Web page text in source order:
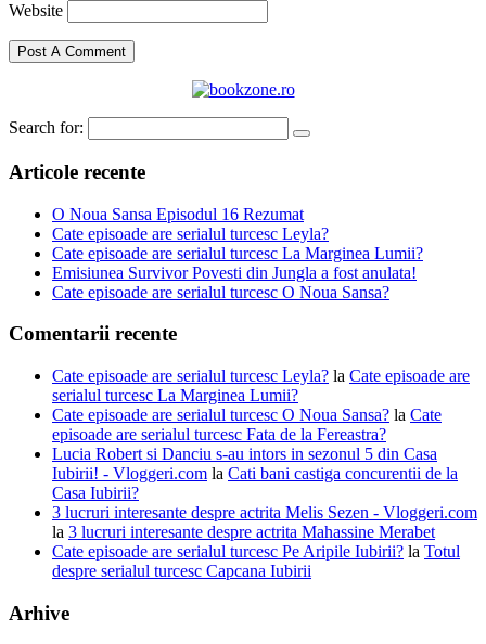
Website
Search for:
Articole recente
O Noua Sansa Episodul 16 Rezumat
Cate episoade are serialul turcesc Leyla?
Cate episoade are serialul turcesc La Marginea Lumii?
Emisiunea Survivor Povesti din Jungla a fost anulata!
Cate episoade are serialul turcesc O Noua Sansa?
Comentarii recente
Cate episoade are serialul turcesc Leyla? la Cate episoade are
serialul turcesc La Marginea Lumii?
Cate episoade are serialul turcesc O Noua Sansa? la Cate
episoade are serialul turcesc Fata de la Fereastra?
Lucia Robert si Danciu s-au intors in sezonul 5 din Casa
Iubirii! - Vloggeri.com la Cati bani castiga concurentii de la
Casa Iubirii?
3 lucruri interesante despre actrita Melis Sezen - Vloggeri.com
la 3 lucruri interesante despre actrita Mahassine Merabet
Cate episoade are serialul turcesc Pe Aripile Iubirii? la Totul
despre serialul turcesc Capcana Iubirii
Arhive